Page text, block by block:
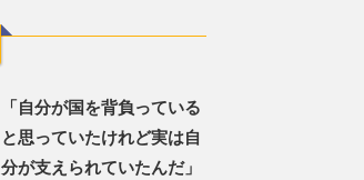
「自分が国を背負っている
と思っていたけれど実は自
分が支えられていたんだ」